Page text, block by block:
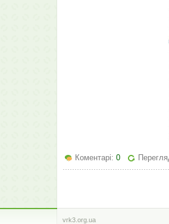
Коментарі: 0
vrk3.org.ua